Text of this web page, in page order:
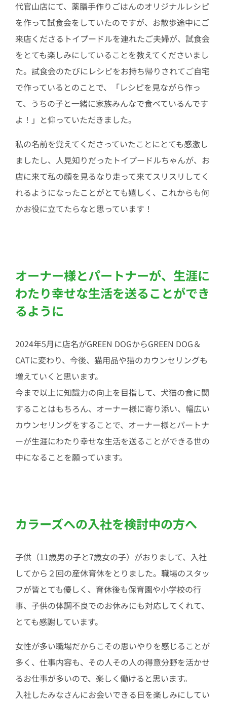
代官山店にて、薬膳手作りごはんのオリジナルレシピ
を作って試食会をしていたのですが、お散歩途中にご
来店くださるトイプードルを連れたご夫婦が、試食会
をとても楽しみにしていることを教えてくださいまし
た。試食会のたびにレシピをお持ち帰りされてご自宅
で作っているとのことで、「レシピを見ながら作っ
て、うちの子と一緒に家族みんなで食べているんです
よ！」と仰っていただきました。
私の名前を覚えてくださっていたことにとても感激し
ましたし、人見知りだったトイプードルちゃんが、お
店に来て私の顔を見るなり走って来てスリスリしてく
れるようになったことがとても嬉しく、これからも何
かお役に立てたらなと思っています！
オーナー様とパートナーが、生涯に
わたり幸せな生活を送ることができ
るように
2024年5月に店名がGREEN DOGからGREEN DOG＆
CATに変わり、今後、猫用品や猫のカウンセリングも
増えていくと思います。
今まで以上に知識力の向上を目指して、犬猫の食に関
することはもちろん、オーナー様に寄り添い、幅広い
カウンセリングをすることで、オーナー様とパートナ
ーが生涯にわたり幸せな生活を送ることができる世の
中になることを願っています。
カラーズへの入社を検討中の方へ
子供（11歳男の子と7歳女の子）がおりまして、入社
してから２回の産休育休をとりました。職場のスタッ
フが皆とても優しく、育休後も保育園や小学校の行
事、子供の体調不良でのお休みにも対応してくれて、
とても感謝しています。
女性が多い職場だからこその思いやりを感じることが
多く、仕事内容も、その人その人の得意分野を活かせ
るお仕事が多いので、楽しく働けると思います。
入社したみなさんにお会いできる日を楽しみにしてい